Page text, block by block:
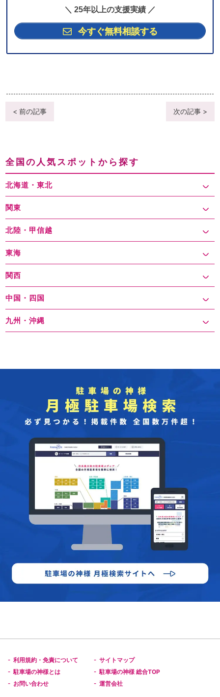
＼ 25年以上の支援実績 ／
今すぐ無料相談する
< 前の記事 次の記事 >
全国の人気スポットから探す
北海道・東北
関東
北陸・甲信越
東海
関西
中国・四国
九州・沖縄
- 利用規約・免責について - サイトマップ
- 駐車場の神様とは - 駐車場の神様 総合TOP
- お問い合わせ - 運営会社